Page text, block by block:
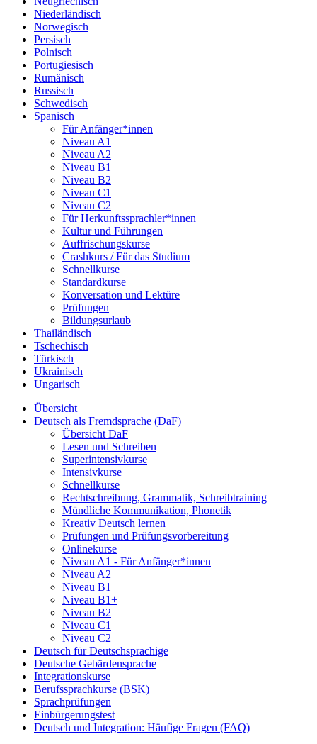
Niederländisch
Norwegisch
Persisch
Polnisch
Portugiesisch
Rumänisch
Russisch
Schwedisch
Spanisch
Für Anfänger*innen
Niveau A1
Niveau A2
Niveau B1
Niveau B2
Niveau C1
Niveau C2
Für Herkunftssprachler*innen
Kultur und Führungen
Auffrischungskurse
Crashkurs / Für das Studium
Schnellkurse
Standardkurse
Konversation und Lektüre
Prüfungen
Bildungsurlaub
Thailändisch
Tschechisch
Türkisch
Ukrainisch
Ungarisch
Übersicht
Deutsch als Fremdsprache (DaF)
Übersicht DaF
Lesen und Schreiben
Superintensivkurse
Intensivkurse
Schnellkurse
Rechtschreibung, Grammatik, Schreibtraining
Mündliche Kommunikation, Phonetik
Kreativ Deutsch lernen
Prüfungen und Prüfungsvorbereitung
Onlinekurse
Niveau A1 - Für Anfänger*innen
Niveau A2
Niveau B1
Niveau B1+
Niveau B2
Niveau C1
Niveau C2
Deutsch für Deutschsprachige
Deutsche Gebärdensprache
Integrationskurse
Berufssprachkurse (BSK)
Sprachprüfungen
Einbürgerungstest
Deutsch und Integration: Häufige Fragen (FAQ)